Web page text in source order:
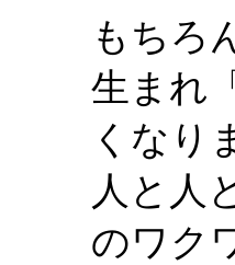
もちろ
生まれ
くなり
人と人
のワク